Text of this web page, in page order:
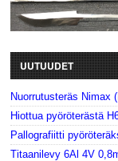
UUTUUDET
Nuorrutusteräs Nimax
Hiottua pyöröterästä
Pallografiitti
Titaanilevy 6Al 4V